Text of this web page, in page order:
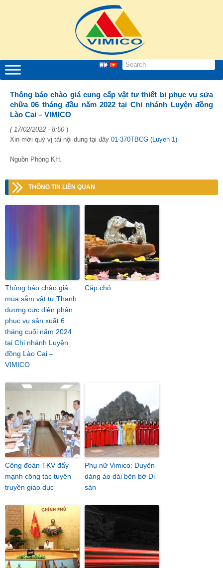
Thông báo chào giá cung cấp vật tư thiết bị phục vụ sửa
chữa 06 tháng đầu năm 2022 tại Chi nhánh Luyện đồng
Lào Cai – VIMICO
( 17/02/2022 - 8:50 )
Xin mời quý vị tải nội dung tại đây 01-370TBCG (Luyen 1)
Nguồn Phòng KH.
THÔNG TIN LIÊN QUAN
Thông báo chào giá
mua sắm vât tư Thanh
dương cực điện phân
phục vụ sản xuất 6
tháng cuối năm 2024
tại Chi nhánh Luyện
đồng Lào Cai –
VIMICO
Cặp chó
Công đoàn TKV đẩy
mạnh công tác tuyên
truyền giáo dục
Phụ nữ Vimico: Duyên
dáng áo dài bên bờ Di
sản